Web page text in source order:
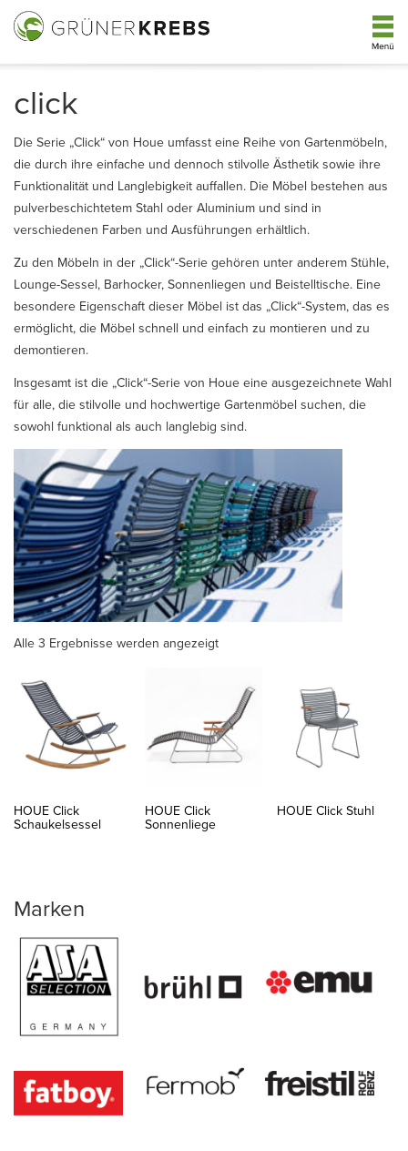
click
Die Serie „Click“ von Houe umfasst eine Reihe von Gartenmöbeln,
die durch ihre einfache und dennoch stilvolle Ästhetik sowie ihre
Funktionalität und Langlebigkeit auffallen. Die Möbel bestehen aus
pulverbeschichtetem Stahl oder Aluminium und sind in
verschiedenen Farben und Ausführungen erhältlich.
Zu den Möbeln in der „Click“-Serie gehören unter anderem Stühle,
Lounge-Sessel, Barhocker, Sonnenliegen und Beistelltische. Eine
besondere Eigenschaft dieser Möbel ist das „Click“-System, das es
ermöglicht, die Möbel schnell und einfach zu montieren und zu
demontieren.
Insgesamt ist die „Click“-Serie von Houe eine ausgezeichnete Wahl
für alle, die stilvolle und hochwertige Gartenmöbel suchen, die
sowohl funktional als auch langlebig sind.
Alle 3 Ergebnisse werden angezeigt
HOUE Click
Schaukelsessel
HOUE Click
Sonnenliege
HOUE Click Stuhl
Marken